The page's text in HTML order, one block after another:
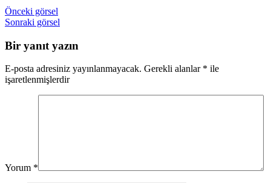
Önceki görsel
Sonraki görsel
Bir yanıt yazın
E-posta adresiniz yayınlanmayacak. Gerekli alanlar * ile
işaretlenmişlerdir
Yorum *